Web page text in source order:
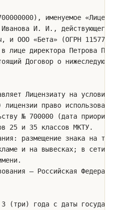
именуемое
Иванова И. И., действующего
и ООО «Бета» (ОГРН
в лице директора Петрова
Договор о
Лицензиату на
лицензии право
№ 700000 (дата
25 и 35 классов МКТУ.
размещение знака на
и на вывесках; в сети
— Российская
(три) года с даты